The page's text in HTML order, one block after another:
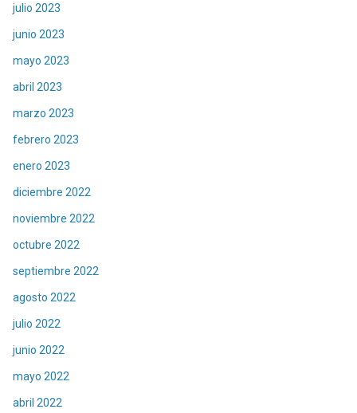
julio 2023
junio 2023
mayo 2023
abril 2023
marzo 2023
febrero 2023
enero 2023
diciembre 2022
noviembre 2022
octubre 2022
septiembre 2022
agosto 2022
julio 2022
junio 2022
mayo 2022
abril 2022